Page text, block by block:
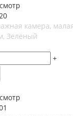
камера,
Зеленый
+